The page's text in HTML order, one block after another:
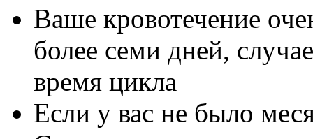
Ваше кровотечение
более семи дней,
время цикла
Если у вас не было